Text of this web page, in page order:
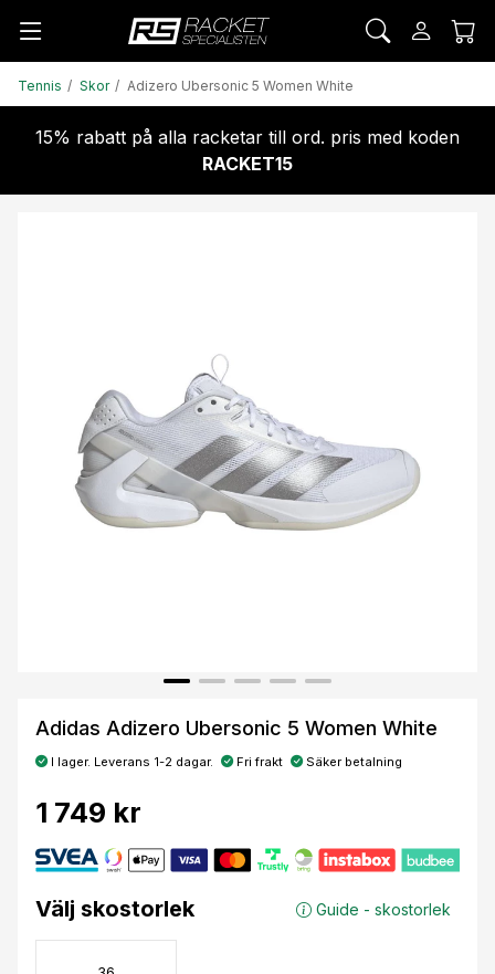
Tennis Skor Adizero Ubersonic 5 Women White
15% rabatt på alla racketar till ord. pris med koden
RACKET15
Adidas Adizero Ubersonic 5 Women White
I lager. Leverans 1-2 dagar. Fri frakt Säker betalning
1 749 kr
Välj skostorlek Guide - skostorlek